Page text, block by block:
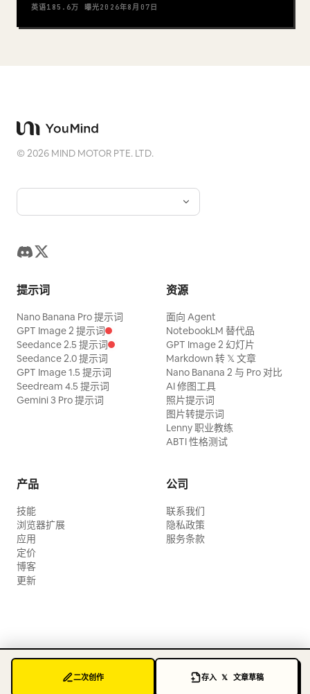
二次创作 存入 𝕏 文章草稿
英语185.6万 曝光2026年8月07日
©2026 MIND MOTOR PTE. LTD.
提示词
Nano Banana Pro 提示词
GPT Image 2 提示词
Seedance 2.5 提示词
Seedance 2.0 提示词
GPT Image 1.5 提示词
Seedream 4.5 提示词
Gemini 3 Pro 提示词
资源
面向 Agent
NotebookLM 替代品
GPT Image 2 幻灯片
Markdown 转 𝕏 文章
Nano Banana 2 与 Pro 对比
AI 修图工具
照片提示词
图片转提示词
Lenny 职业教练
ABTI 性格测试
产品
技能
浏览器扩展
应用
定价
博客
更新
公司
联系我们
隐私政策
服务条款